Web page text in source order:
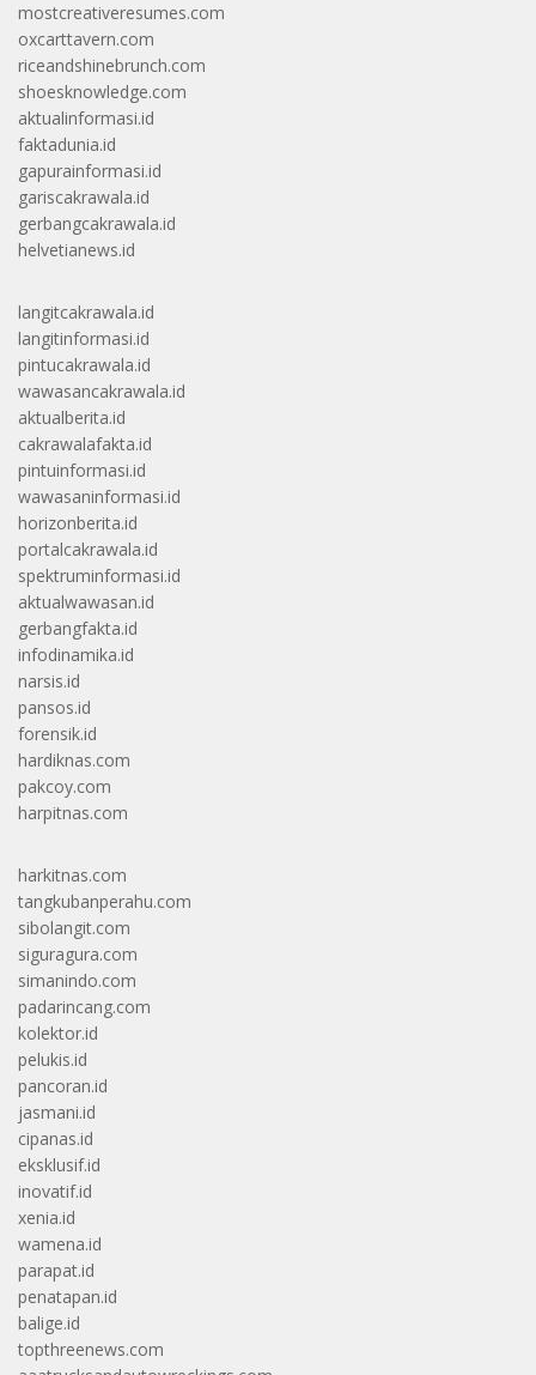
mostcreativeresumes.com
oxcarttavern.com
riceandshinebrunch.com
shoesknowledge.com
aktualinformasi.id
faktadunia.id
gapurainformasi.id
gariscakrawala.id
gerbangcakrawala.id
helvetianews.id
langitcakrawala.id
langitinformasi.id
pintucakrawala.id
wawasancakrawala.id
aktualberita.id
cakrawalafakta.id
pintuinformasi.id
wawasaninformasi.id
horizonberita.id
portalcakrawala.id
spektruminformasi.id
aktualwawasan.id
gerbangfakta.id
infodinamika.id
narsis.id
pansos.id
forensik.id
hardiknas.com
pakcoy.com
harpitnas.com
harkitnas.com
tangkubanperahu.com
sibolangit.com
siguragura.com
simanindo.com
padarincang.com
kolektor.id
pelukis.id
pancoran.id
jasmani.id
cipanas.id
eksklusif.id
inovatif.id
xenia.id
wamena.id
parapat.id
penatapan.id
balige.id
topthreenews.com